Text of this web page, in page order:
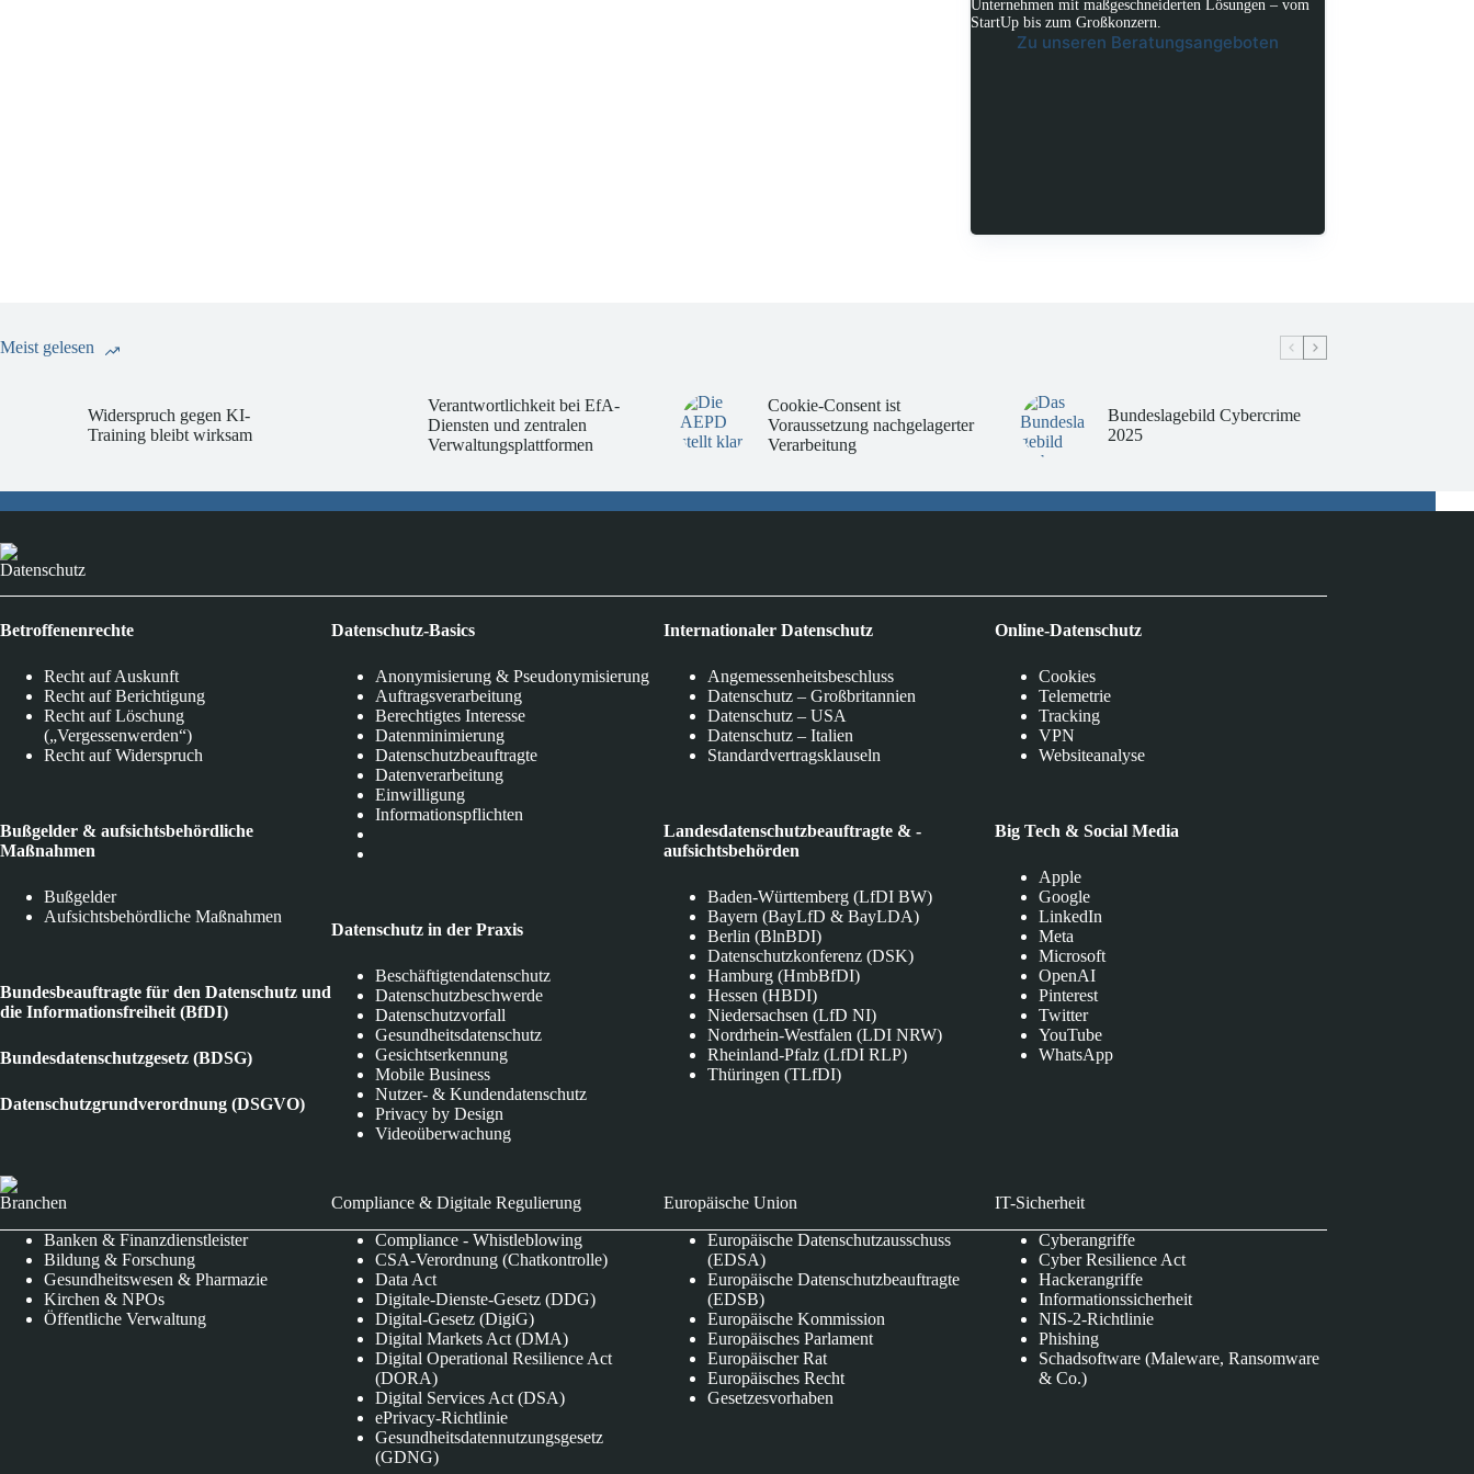
Unternehmen mit maßgeschneiderten Lösungen – vom
StartUp bis zum Großkonzern.
Zu unseren Beratungsangeboten
Meist gelesen
Widerspruch gegen KI-
Training bleibt wirksam
Verantwortlichkeit bei EfA-
Diensten und zentralen
Verwaltungsplattformen
Cookie-Consent ist
Voraussetzung nachgelagerter
Verarbeitung
Bundeslagebild Cybercrime
2025
Datenschutz
Betroffenenrechte
Recht auf Auskunft
Recht auf Berichtigung
Recht auf Löschung
(„Vergessenwerden“)
Recht auf Widerspruch
Bußgelder & aufsichtsbehördliche
Maßnahmen
Bußgelder
Aufsichtsbehördliche Maßnahmen
Bundesbeauftragte für den Datenschutz und
die Informationsfreiheit (BfDI)
Bundesdatenschutzgesetz (BDSG)
Datenschutzgrundverordnung (DSGVO)
Datenschutz-Basics
Anonymisierung & Pseudonymisierung
Auftragsverarbeitung
Berechtigtes Interesse
Datenminimierung
Datenschutzbeauftragte
Datenverarbeitung
Einwilligung
Informationspflichten
Datenschutz in der Praxis
Beschäftigtendatenschutz
Datenschutzbeschwerde
Datenschutzvorfall
Gesundheitsdatenschutz
Gesichtserkennung
Mobile Business
Nutzer- & Kundendatenschutz
Privacy by Design
Videoüberwachung
Internationaler Datenschutz
Angemessenheitsbeschluss
Datenschutz – Großbritannien
Datenschutz – USA
Datenschutz – Italien
Standardvertragsklauseln
Landesdatenschutzbeauftragte & -
aufsichtsbehörden
Baden-Württemberg (LfDI BW)
Bayern (BayLfD & BayLDA)
Berlin (BlnBDI)
Datenschutzkonferenz (DSK)
Hamburg (HmbBfDI)
Hessen (HBDI)
Niedersachsen (LfD NI)
Nordrhein-Westfalen (LDI NRW)
Rheinland-Pfalz (LfDI RLP)
Thüringen (TLfDI)
Online-Datenschutz
Cookies
Telemetrie
Tracking
VPN
Websiteanalyse
Big Tech & Social Media
Apple
Google
LinkedIn
Meta
Microsoft
OpenAI
Pinterest
Twitter
YouTube
WhatsApp
Branchen
Banken & Finanzdienstleister
Bildung & Forschung
Gesundheitswesen & Pharmazie
Kirchen & NPOs
Öffentliche Verwaltung
Compliance & Digitale Regulierung
Compliance - Whistleblowing
CSA-Verordnung (Chatkontrolle)
Data Act
Digitale-Dienste-Gesetz (DDG)
Digital-Gesetz (DigiG)
Digital Markets Act (DMA)
Digital Operational Resilience Act
(DORA)
Digital Services Act (DSA)
ePrivacy-Richtlinie
Gesundheitsdatennutzungsgesetz
(GDNG)
Europäische Union
Europäische Datenschutzausschuss
(EDSA)
Europäische Datenschutzbeauftragte
(EDSB)
Europäische Kommission
Europäisches Parlament
Europäischer Rat
Europäisches Recht
Gesetzesvorhaben
IT-Sicherheit
Cyberangriffe
Cyber Resilience Act
Hackerangriffe
Informationssicherheit
NIS-2-Richtlinie
Phishing
Schadsoftware (Maleware, Ransomware
& Co.)